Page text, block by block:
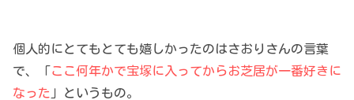
個人的にとてもとても嬉しかったのはさおりさんの言葉
で、「 ここ何年かで宝塚に入ってからお芝居が一番好きに
なった 」というもの。